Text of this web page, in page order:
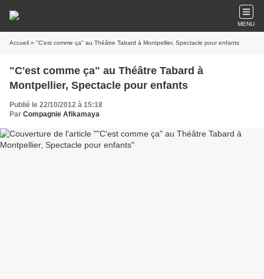
MENU
Accueil » "C'est comme ça" au Théâtre Tabard à Montpellier, Spectacle pour enfants
"C'est comme ça" au Théâtre Tabard à
Montpellier, Spectacle pour enfants
Publié le 22/10/2012 à 15:18
Par Compagnie Afikamaya